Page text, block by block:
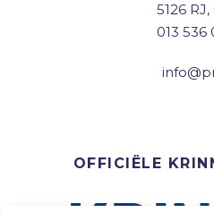
5126 RJ,
013 536
OFFICIËLE